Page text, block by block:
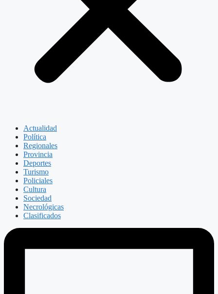
Actualidad
Política
Regionales
Provincia
Deportes
Turismo
Policiales
Cultura
Sociedad
Necrológicas
Clasificados